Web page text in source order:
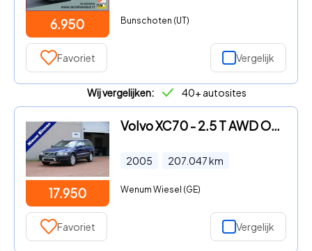
6.950 Bunschoten (UT)
Favoriet Vergelijk
Wij vergelijken: 40+ autosites
17.950
Volvo XC70 - 2.5 T AWD OCEAN RACE YOUNGTIMER AUTOMAAT incl. 21% BTW
2005 207.047km
Wenum Wiesel (GE)
Favoriet Vergelijk